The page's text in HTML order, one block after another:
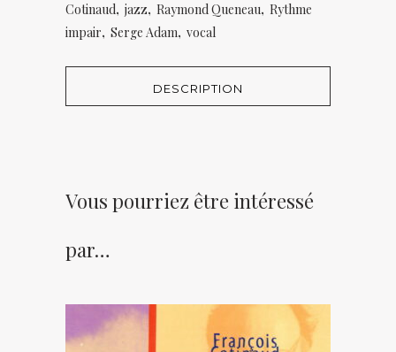
Cotinaud, jazz, Raymond Queneau, Rythme
impair, Serge Adam, vocal
DESCRIPTION
Vous pourriez être intéressé
par…